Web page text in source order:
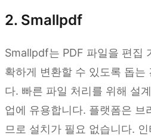
2. Smallpdf
Smallpdf는 PDF 파일을 편집
확하게 변환할 수 있도록 돕는
다. 빠른 파일 처리를 위해 설
업에 유용합니다. 플랫폼은 브
므로 설치가 필요 없습니다.